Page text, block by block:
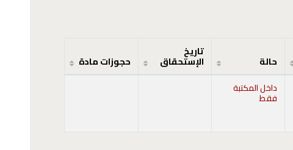
حالة
تاريخ
الإستحقاق
حجوزات مادة
داخل المكتبة
فقط